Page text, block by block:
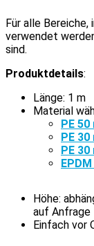
Für alle
verwendet
sind.
Produktdetails:
Länge: 1 m
Material
PE
PE
PE
Höhe:
auf Anfrage
Einfach vor